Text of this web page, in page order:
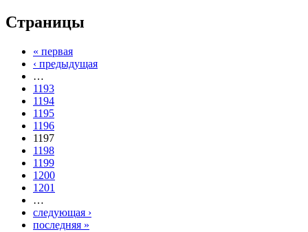
Страницы
« первая
‹ предыдущая
…
1193
1194
1195
1196
1197
1198
1199
1200
1201
…
следующая ›
последняя »